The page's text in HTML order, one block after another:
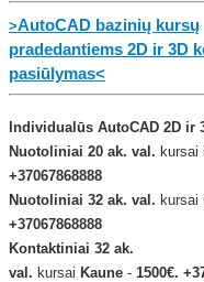
>AutoCAD bazinių kursų
pradedantiems 2D ir 3D
pasiūlymas<
Individualūs AutoCAD 2D ir
Nuotoliniai 20 ak. val. kursai
+37067868888
Nuotoliniai 32 ak. val. kursai
+37067868888
Kontaktiniai 32 ak.
val. kursai Kaune - 1500€.